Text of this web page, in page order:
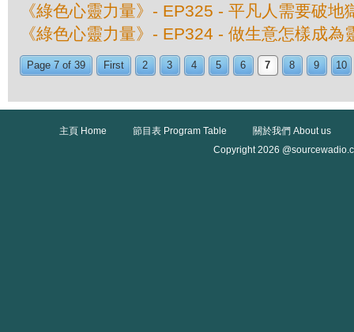
《綠色心靈力量》- EP325 - 平凡人需要破地
《綠色心靈力量》- EP324 - 做生意怎樣成為
Page 7 of 39 First 2 3 4 5 6 7 8 9 10
主頁 Home 節目表 Program Table
關於我們 About us
Copyright 2026